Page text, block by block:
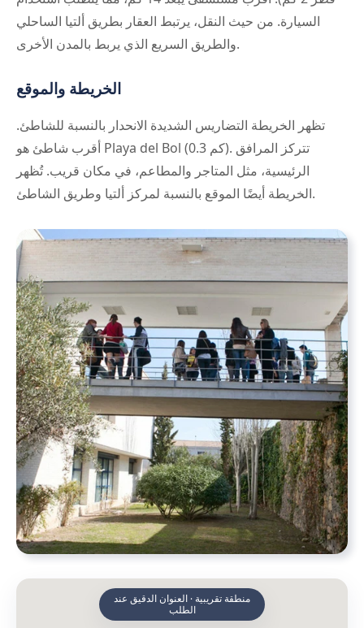
السيارة. من حيث النقل، يرتبط العقار بطريق ألتيا الساحلي
والطريق السريع الذي يربط بالمدن الأخرى.
الخريطة والموقع
تظهر الخريطة التضاريس الشديدة الانحدار بالنسبة للشاطئ.
أقرب شاطئ هو Playa del Bol (0.3 كم). تتركز المرافق
الرئيسية، مثل المتاجر والمطاعم، في مكان قريب. تُظهر
الخريطة أيضًا الموقع بالنسبة لمركز ألتيا وطريق الشاطئ.
منطقة تقريبية · العنوان الدقيق عند
الطلب